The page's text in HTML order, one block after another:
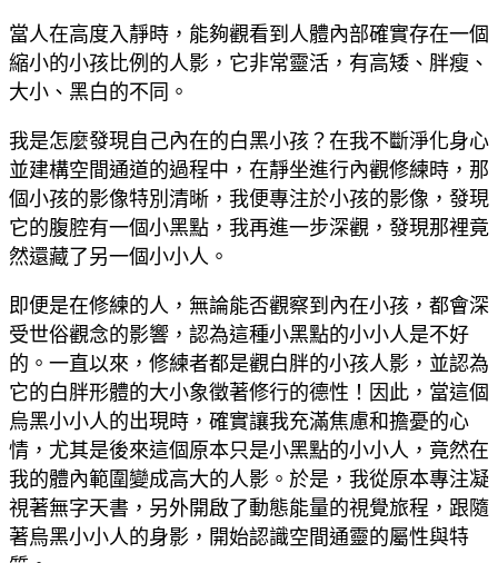
當人在高度入靜時，能夠觀看到人體內部確實存在一個
縮小的小孩比例的人影，它非常靈活，有高矮、胖瘦、
大小、黑白的不同。
我是怎麼發現自己內在的白黑小孩？在我不斷淨化身心
並建構空間通道的過程中，在靜坐進行內觀修練時，那
個小孩的影像特別清晰，我便專注於小孩的影像，發現
它的腹腔有一個小黑點，我再進一步深觀，發現那裡竟
然還藏了另一個小小人。
即便是在修練的人，無論能否觀察到內在小孩，都會深
受世俗觀念的影響，認為這種小黑點的小小人是不好
的。一直以來，修練者都是觀白胖的小孩人影，並認為
它的白胖形體的大小象徵著修行的德性！因此，當這個
烏黑小小人的出現時，確實讓我充滿焦慮和擔憂的心
情，尤其是後來這個原本只是小黑點的小小人，竟然在
我的體內範圍變成高大的人影。於是，我從原本專注凝
視著無字天書，另外開啟了動態能量的視覺旅程，跟隨
著烏黑小小人的身影，開始認識空間通靈的屬性與特